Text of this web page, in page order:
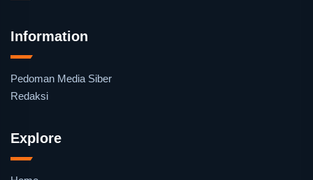
Information
Pedoman Media Siber
Redaksi
Explore